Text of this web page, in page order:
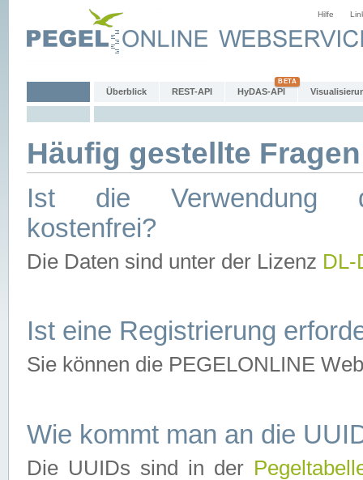
Hilfe
Überblick REST-API HyDAS-API
Häufig gestellte
Ist die Verwendung
kostenfrei?
Die Daten sind unter der Lizenz
Ist eine Registrierung
Sie können die PEGELONLINE
Wie kommt man an die
Die UUIDs sind in der